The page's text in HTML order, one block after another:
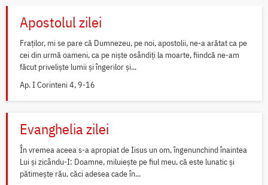
Apostolul zilei
Fraților, mi se pare că Dumnezeu, pe noi, apostolii, ne-a arătat ca pe
cei din urmă oameni, ca pe niște osândiți la moarte, fiindcă ne-am
făcut priveliște lumii și îngerilor și...
Ap. I Corinteni 4, 9-16
Evanghelia zilei
În vremea aceea s-a apropiat de Iisus un om, îngenunchind înaintea
Lui și zicându-I: Doamne, miluiește pe fiul meu, că este lunatic și
pătimește rău, căci adesea cade în...